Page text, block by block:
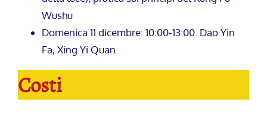
Wushu
Domenica 11 dicembre: 10:00-13:00. Dao Yin
Fa, Xing Yi Quan.
Costi